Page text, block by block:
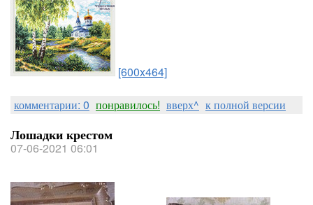
[600x464]
комментарии: 0 понравилось! вверх^ к полной версии
Лошадки крестом
07-06-2021 06:01